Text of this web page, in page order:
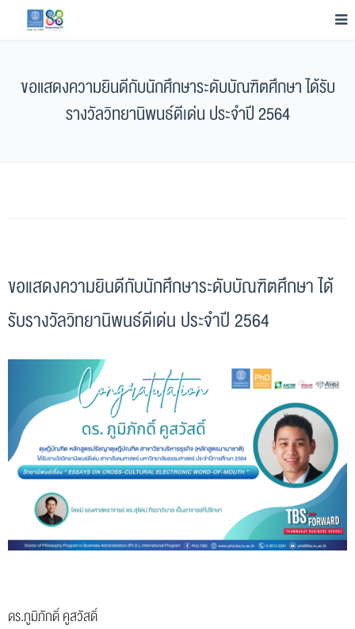
ขอแสดงความยินดีกับนักศึกษาระดับบัณฑิตศึกษา ได้รับ
รางวัลวิทยานิพนธ์ดีเด่น ประจำปี 2564
ขอแสดงความยินดีกับนักศึกษาระดับบัณฑิตศึกษา ได้
รับรางวัลวิทยานิพนธ์ดีเด่น ประจำปี 2564
ดร.ภูมิภักดิ์ คูสวัสดิ์